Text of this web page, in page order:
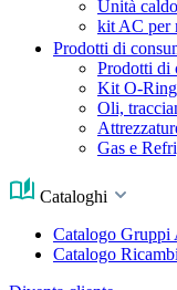
Unità
kit AC per
Prodotti di
Prodotti di
Kit O-
Oli,
Gas e
Cataloghi
Catalogo Gruppi
Catalogo